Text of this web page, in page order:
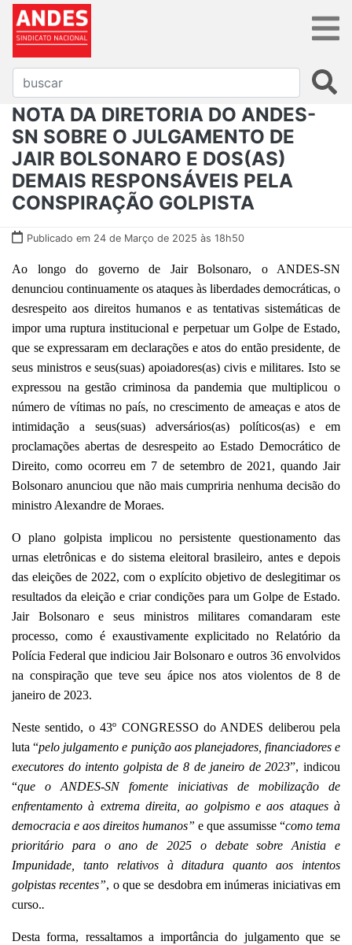
NOTA DA DIRETORIA DO ANDES-
SN SOBRE O JULGAMENTO DE
JAIR BOLSONARO E DOS(AS)
DEMAIS RESPONSÁVEIS PELA
CONSPIRAÇÃO GOLPISTA
Publicado em 24 de Março de 2025 às 18h50
Ao longo do governo de Jair Bolsonaro, o ANDES-SN
denunciou continuamente os ataques às liberdades democráticas, o
desrespeito aos direitos humanos e as tentativas sistemáticas de
impor uma ruptura institucional e perpetuar um Golpe de Estado,
que se expressaram em declarações e atos do então presidente, de
seus ministros e seus(suas) apoiadores(as) civis e militares. Isto se
expressou na gestão criminosa da pandemia que multiplicou o
número de vítimas no país, no crescimento de ameaças e atos de
intimidação a seus(suas) adversários(as) políticos(as) e em
proclamações abertas de desrespeito ao Estado Democrático de
Direito, como ocorreu em 7 de setembro de 2021, quando Jair
Bolsonaro anunciou que não mais cumpriria nenhuma decisão do
ministro Alexandre de Moraes.
O plano golpista implicou no persistente questionamento das
urnas eletrônicas e do sistema eleitoral brasileiro, antes e depois
das eleições de 2022, com o explícito objetivo de deslegitimar os
resultados da eleição e criar condições para um Golpe de Estado.
Jair Bolsonaro e seus ministros militares comandaram este
processo, como é exaustivamente explicitado no Relatório da
Polícia Federal que indiciou Jair Bolsonaro e outros 36 envolvidos
na conspiração que teve seu ápice nos atos violentos de 8 de
janeiro de 2023.
Neste sentido, o 43º CONGRESSO do ANDES deliberou pela
luta “pelo julgamento e punição aos planejadores, financiadores e
executores do intento golpista de 8 de janeiro de 2023”, indicou
“que o ANDES-SN fomente iniciativas de mobilização de
enfrentamento à extrema direita, ao golpismo e aos ataques à
democracia e aos direitos humanos” e que assumisse “como tema
prioritário para o ano de 2025 o debate sobre Anistia e
Impunidade, tanto relativos à ditadura quanto aos intentos
golpistas recentes”, o que se desdobra em inúmeras iniciativas em
curso..
Desta forma, ressaltamos a importância do julgamento que se